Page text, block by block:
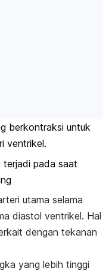
berkontraksi untuk
ventrikel.
pada saat
utama selama
diastol ventrikel. Hal
dengan tekanan
yang lebih tinggi